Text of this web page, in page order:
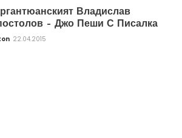
Владислав
– Джо Пеши С Писалка
22.04.2015